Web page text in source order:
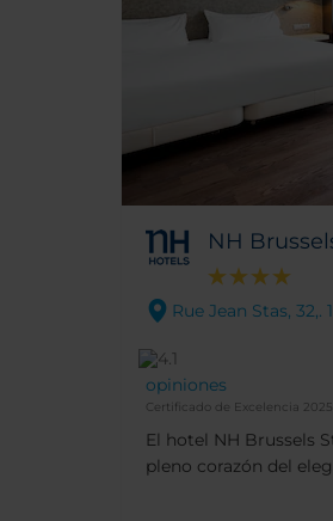
NH
Rue Jean Stas, 32,.
opiniones
Certificado de Excelencia 2025
El hotel NH Brussels
pleno corazón del elegante